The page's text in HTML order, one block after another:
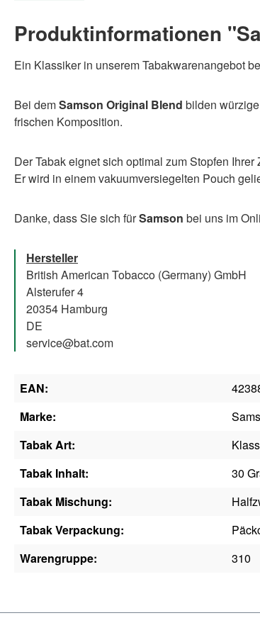
Produktinformationen
Ein Klassiker in unserem Tabakwarenangebot
Bei demSamson Original Blend bilden
frischen Komposition.
Der Tabak eignet sich optimal zum Stopfen Ihrer
Er wird in einem vakuumversiegelten Pouch
Danke, dass Sie sich fürSamson bei uns im
Hersteller
British American Tobacco (Germany) GmbH
Alsterufer 4
20354 Hamburg
DE
service@bat.com
EAN:
Marke:
Tabak Art:
Tabak Inhalt:
30
Tabak Mischung:
Tabak Verpackung:
Warengruppe:
310